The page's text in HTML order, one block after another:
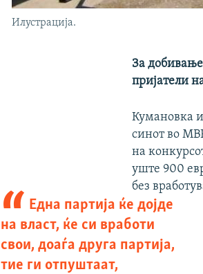
Илустрација.
За
пријатели
Кумановка
синот во
на
уште 900
без
Една партија ќе дојде
на власт, ќе си вработи
свои, доаѓа друга партија,
тие ги отпуштаат,